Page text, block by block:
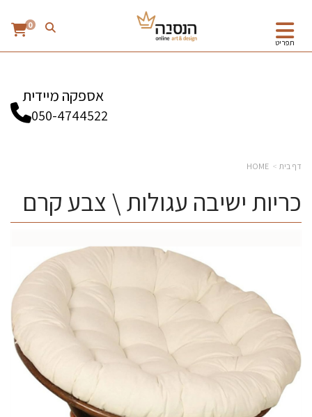
תפריט
0
אספקה מיידית
050-4744522
דף בית HOME
כריות ישיבה עגולות \ צבע קרם